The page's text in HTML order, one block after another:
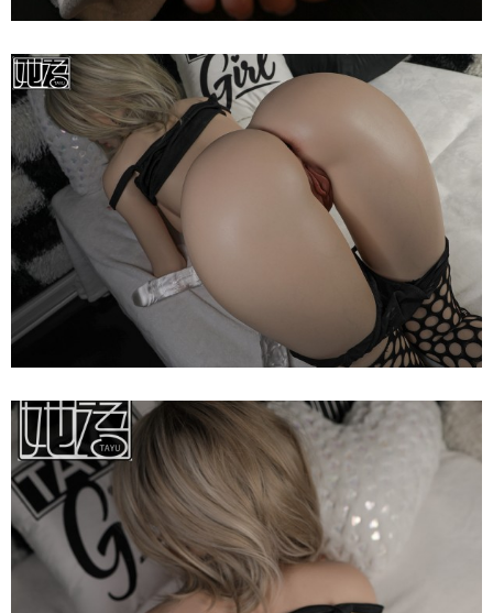
Búp
Bê
Tình
Dục
Nhật
Bản
Tayu
Katniss
Ver
2
150cm
Siêu
Búp
Bê
Tình
Dục
Nhật
Bản
Tayu
Katniss